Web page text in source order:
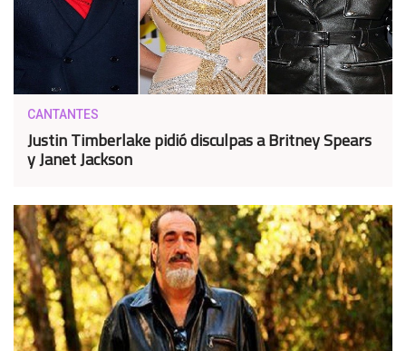
CANTANTES
Justin Timberlake pidió disculpas a Britney Spears
y Janet Jackson